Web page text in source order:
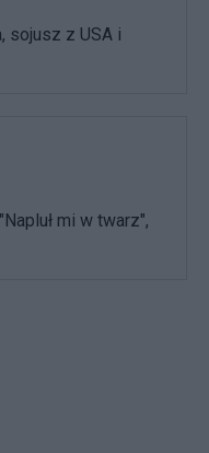
sojusz z USA i
mi w twarz",